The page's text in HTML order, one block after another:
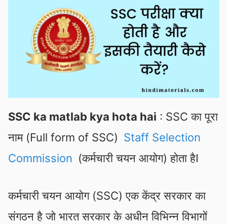
SSC ka matlab kya hota hai : SSC का पूरा
नाम (Full form of SSC) Staff Selection
Commission (कर्मचारी चयन आयोग) होता हैI
कर्मचारी चयन आयोग (SSC) एक केंद्र सरकार का
संगठन है जो भारत सरकार के अधीन विभिन्न विभागों